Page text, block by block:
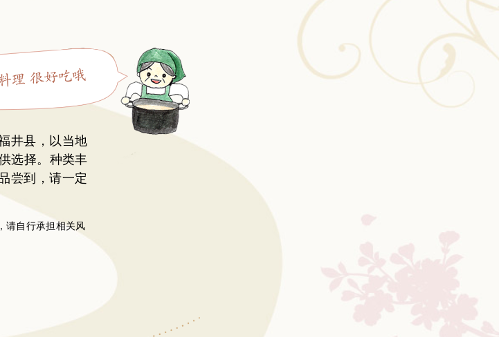
井县，以当地
选择。种类丰
尝到，请一定
请自行承担相关风